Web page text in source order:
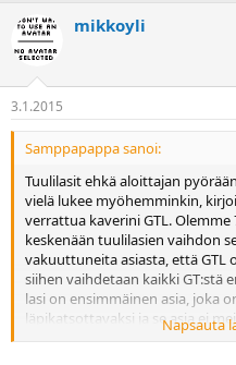
mikkoyli
3.1.2015
Samppapappa sanoi:
Tuulilasit ehkä aloittajan
vielä lukee myöhemminkin,
verrattua kaverini GTL.
keskenään tuulilasien vaihdon
vakuuttuneita asiasta, että GTL
siihen vaihdetaan kaikki GT:stä
lasi on ensimmäinen asia, joka
läpikatsottavaksi ja se asia ei
soveltunut. Pyörteet ja huminat
Napsauta